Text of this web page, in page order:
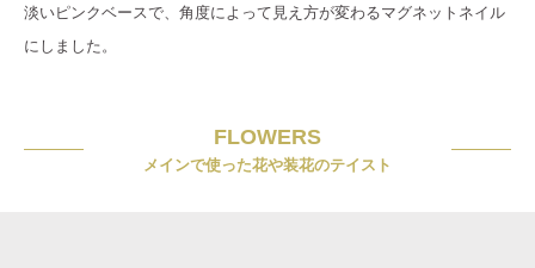
淡いピンクベースで、角度によって見え方が変わるマグネットネイル
にしました。
FLOWERS
メインで使った花や装花のテイスト